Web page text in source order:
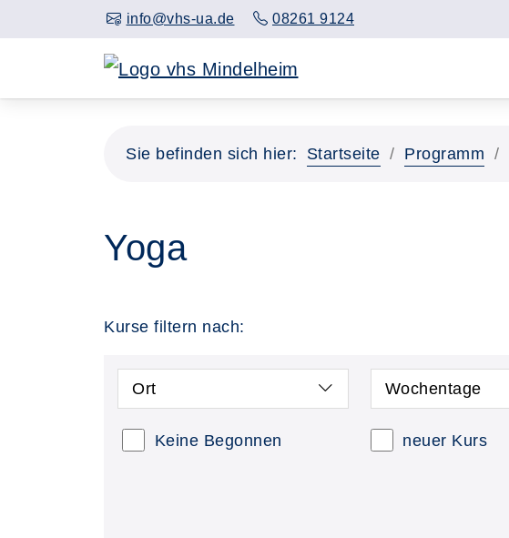
info@vhs-ua.de 08261 9124
Sie befinden sich hier: Startseite Programm
Yoga
Kurse filtern nach:
Ort Wochentage
Keine Begonnen neuer Kurs